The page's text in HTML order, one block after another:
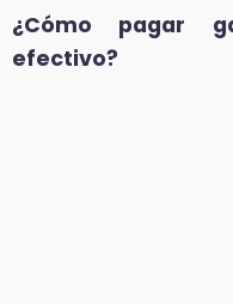
¿Cómo pagar
efectivo?